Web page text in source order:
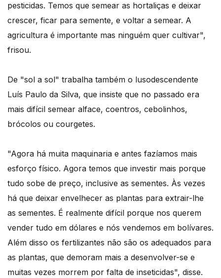
pesticidas. Temos que semear as hortaliças e deixar
crescer, ficar para semente, e voltar a semear. A
agricultura é importante mas ninguém quer cultivar",
frisou.
De "sol a sol" trabalha também o lusodescendente
Luís Paulo da Silva, que insiste que no passado era
mais difícil semear alface, coentros, cebolinhos,
brócolos ou courgetes.
"Agora há muita maquinaria e antes fazíamos mais
esforço físico. Agora temos que investir mais porque
tudo sobe de preço, inclusive as sementes. Às vezes
há que deixar envelhecer as plantas para extrair-lhe
as sementes. É realmente difícil porque nos querem
vender tudo em dólares e nós vendemos em bolívares.
Além disso os fertilizantes não são os adequados para
as plantas, que demoram mais a desenvolver-se e
muitas vezes morrem por falta de inseticidas", disse.